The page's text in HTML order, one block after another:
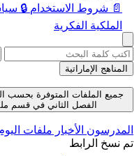
📄 شروط الاستخدام 🔒
الملكية الفكرية
المناهج الإماراتية
جميع الملفات المتوفرة
الفصل الثاني في قسم ملفات
المدرسون الأخبار ملفات
تم نسخ الرابط